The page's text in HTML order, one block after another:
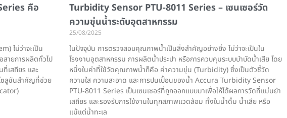
คือ
ไม่ว่าจะเป็น
ายการผลิตทั่วไป
เสถียร และ
ซลูชันสำคัญที่ช่วย
Turbidity Sensor PTU-8011 Series – เซนเซอร์วัด
ความขุ่นน้ำระดับอุตสาหกรรม
25/08/2025
ในปัจจุบัน การตรวจสอบคุณภาพน้ำเป็นสิ่งสำคัญอย่างยิ่ง ไม่ว่าจะเป็นใน
โรงงานอุตสาหกรรม การผลิตน้ำประปา หรือการควบคุมระบบบำบัดน้ำเสีย โดย
หนึ่งในค่าที่ใช้วัดคุณภาพน้ำก็คือ ค่าความขุ่น (Turbidity) ซึ่งเป็นตัวชี้วัด
ความใส ความสะอาด และการปนเปื้อนของน้ำ Accura Turbidity Sensor
PTU-8011 Series เป็นเซนเซอร์ที่ถูกออกแบบมาเพื่อให้ได้ผลการวัดที่แม่นยำ
เสถียร และรองรับการใช้งานในทุกสภาพแวดล้อม ทั้งในน้ำดื่ม น้ำเสีย หรือ
แม้แต่น้ำทะเล